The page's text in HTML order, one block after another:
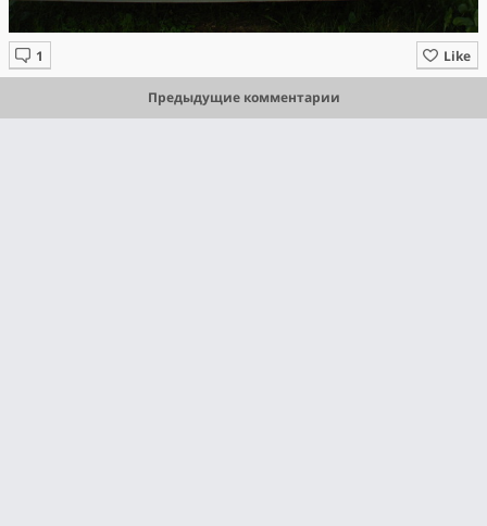
Like
Предыдущие комментарии